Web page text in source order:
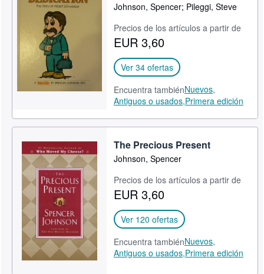
Johnson, Spencer; Pileggi, Steve
Precios de los artículos a partir de
EUR 3,60
Ver 34 ofertas
Encuentra tambiénNuevos,
Antiguos o usados,Primera edición
The Precious Present
Johnson, Spencer
Precios de los artículos a partir de
EUR 3,60
Ver 120 ofertas
Encuentra tambiénNuevos,
Antiguos o usados,Primera edición